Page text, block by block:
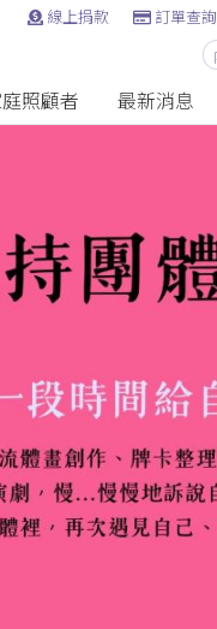
線上捐款 訂單查詢
照顧者 最新消息